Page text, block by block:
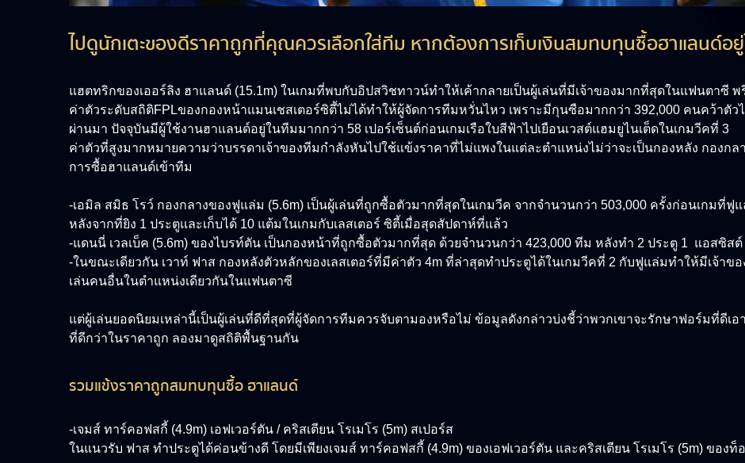
ไปดูนักเตะของดีราคาถูกที่คุณควรเลือกใส่ทีม หากต้องการเก็บเงินสมทบทุนซื้อฮาแลนด์อ
แฮตทริกของเออร์ลิง ฮาแลนด์ (15.1m) ในเกมที่พบกับอิปสวิชทาวน์ทำให้เค้ากลายเป็นผู้เล่นที่มีเจ้าของมากที่สุดในแฟนตาซี พ
ค่าตัวระดับสถิติFPLของกองหน้าแมนเชสเตอร์ซิตี้ไม่ได้ทำให้ผู้จัดการทีมหวั่นไหว เพราะมีกุนซือมากกว่า 392,000 คนคว้าตั
ผ่านมา ปัจจุบันมีผู้ใช้งานฮาแลนด์อยู่ในทีมมากกว่า 58 เปอร์เซ็นต์ก่อนเกมเรือใบสีฟ้าไปเยือนเวสต์แฮมยูไนเต็ดในเกมวีคที่ 3
ค่าตัวที่สูงมากหมายความว่าบรรดาเจ้าของทีมกำลังหันไปใช้แข้งราคาที่ไม่แพงในแต่ละตำแหน่งไม่ว่าจะเป็นกองหลัง กองกล
การซื้อฮาแลนด์เข้าทีม
-เอมิล สมิธ โรว์ กองกลางของฟูแล่ม (5.6m) เป็นผู้เล่นที่ถูกซื้อตัวมากที่สุดในเกมวีค จากจำนวนกว่า 503,000 ครั้งก่อนเกมที่ฟู
หลังจากที่ยิง 1 ประตูและเก็บได้ 10 แต้มในเกมกับเลสเตอร์ ซิตี้เมื่อสุดสัปดาห์ที่แล้ว
-แดนนี่ เวลเบ็ค (5.6m) ของไบรท์ตัน เป็นกองหน้าที่ถูกซื้อตัวมากที่สุด ด้วยจำนวนกว่า 423,000 ทีม หลังทำ 2 ประตู 1 แอสซิส
-ในขณะเดียวกัน เวาท์ ฟาส กองหลังตัวหลักของเลสเตอร์ที่มีค่าตัว 4m ที่ล่าสุดทำประตูได้ในเกมวีคที่ 2 กับฟูแล่มทำให้มีเจ้าข
เล่นคนอื่นในตำแหน่งเดียวกันในแฟนตาซี
แต่ผู้เล่นยอดนิยมเหล่านี้เป็นผู้เล่นที่ดีที่สุดที่ผู้จัดการทีมควรจับตามองหรือไม่ ข้อมูลดังกล่าวบ่งชี้ว่าพวกเขาจะรักษาฟอร์มที่ดีเอ
ที่ดีกว่าในราคาถูก ลองมาดูสถิติพื้นฐานกัน
รวมแข้งราคาถูกสมทบทุนซื้อ ฮาแลนด์
-เจมส์ ทาร์คอฟสกี้ (4.9m) เอฟเวอร์ตัน / คริสเตียน โรเมโร (5m) สเปอร์ส
ในแนวรับ ฟาส ทำประตูได้ค่อนข้างดี โดยมีเพียงเจมส์ ทาร์คอฟสกี้ (4.9m) ของเอฟเวอร์ตัน และคริสเตียน โรเมโร (5m) ของ